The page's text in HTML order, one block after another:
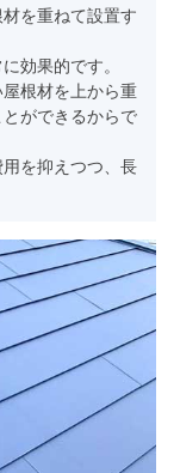
を重ねて設置す
効果的です。
根材を上から重
ができるからで
を抑えつつ、長